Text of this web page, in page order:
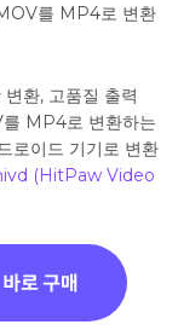
를 MP4로 변환
환, 고품질 출력
MP4로 변환하는
로이드 기기로 변환
(HitPaw Video